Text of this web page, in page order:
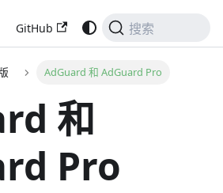
GitHub 搜索
AdGuard 和 AdGuard Pro
和
Pro